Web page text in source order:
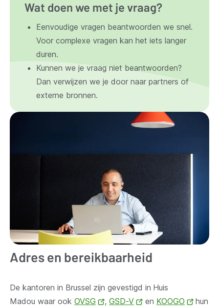
Wat doen we met je vraag?
Eenvoudige vragen beantwoorden we snel.
Voor complexe vragen kan het iets langer
duren.
Kunnen we je vraag niet beantwoorden?
Dan verwijzen we je door naar partners of
externe bronnen.
Adres en bereikbaarheid
De kantoren in Brussel zijn gevestigd in Huis
Madou waar ook OVSG
(opent
, GSD-V
(opent
en KOOGO
(opent
hun